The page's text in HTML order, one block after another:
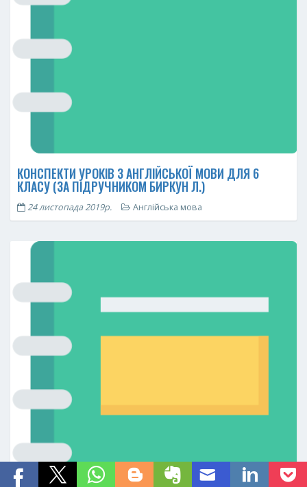
КОНСПЕКТИ УРОКІВ З АНГЛІЙСЬКОЇ МОВИ ДЛЯ 6
КЛАСУ (ЗА ПІДРУЧНИКОМ БИРКУН Л.)
24 листопада 2019р. Англійська мова